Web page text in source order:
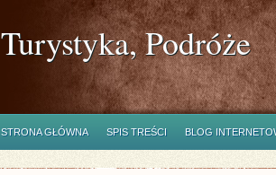
Turystyka, Podróże
STRONA GŁÓWNA SPIS TREŚCI BLOG